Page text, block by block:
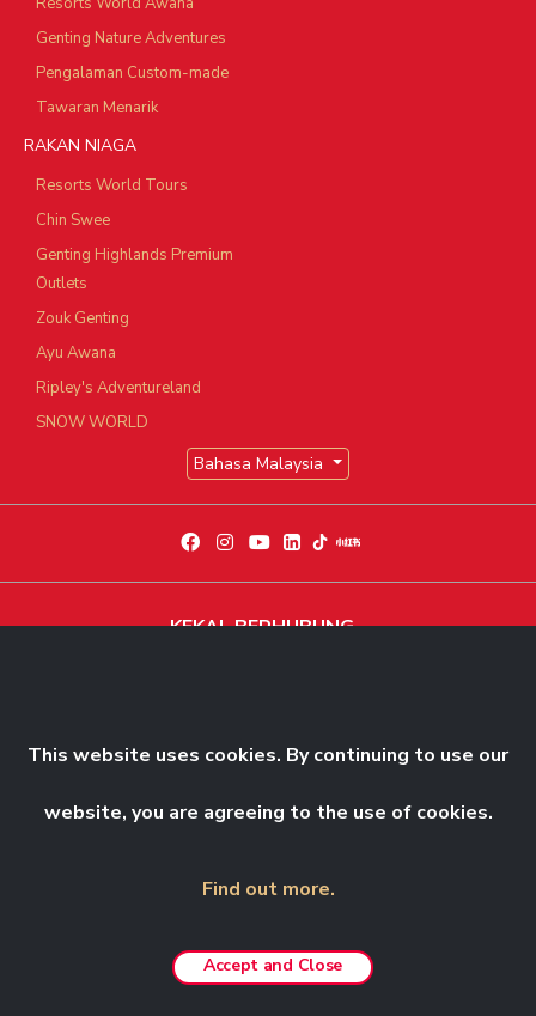
Genting Nature Adventures
Pengalaman Custom-made
Tawaran Menarik
RAKAN NIAGA
Resorts World Tours
Chin Swee
Genting Highlands Premium
Outlets
Zouk Genting
Ayu Awana
Ripley's Adventureland
SNOW WORLD
Bahasa Malaysia
KEKAL BERHUBUNG
© 2026 Genting Malaysia Berhad 198001004236 (58019-U). All Rights
Best viewed in Chrome, Safari, Firefox and Edge.
This website uses cookies. By continuing to use our
website, you are agreeing to the use of cookies.
Find out more.
Accept and Close